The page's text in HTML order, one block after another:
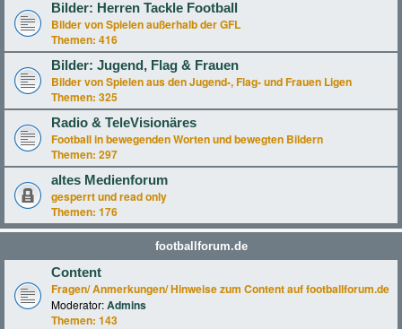
Bilder: Herren Tackle Football
Bilder von Spielen außerhalb der GFL
Themen: 416
Bilder: Jugend, Flag & Frauen
Bilder von Spielen aus den Jugend-, Flag- und Frauen Ligen
Themen: 325
Radio & TeleVisionäres
Football in bewegenden Worten und bewegten Bildern
Themen: 297
altes Medienforum
gesperrt und read only
Themen: 176
footballforum.de
Content
Fragen/ Anmerkungen/ Hinweise zum Content auf footballforum.de
Moderator:Admins
Themen: 143